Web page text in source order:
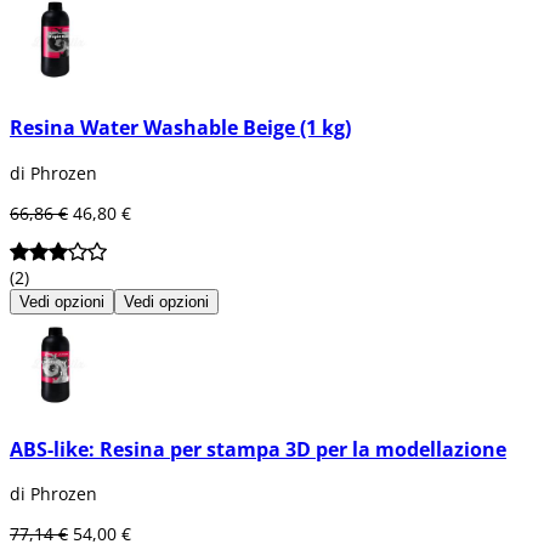
Resina Water Washable Beige (1 kg)
di Phrozen
66,86 € 46,80 €
(2)
Vedi opzioni Vedi opzioni
ABS-like: Resina per stampa 3D per la modellazione
di Phrozen
77,14 € 54,00 €